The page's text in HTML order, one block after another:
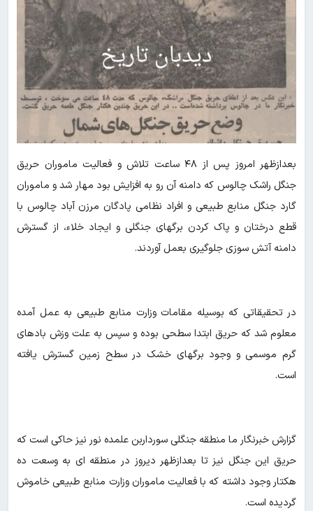
بعدازظهر امروز پس از ۴۸ ساعت تلاش و فعالیت ماموران حریق
جنگل راشک چالوس که دامنه آن رو به افزایش بود مهار شد و ماموران
گارد جنگل منابع طبیعی و افراد نظامی پادگان مرزن آباد چالوس با
قطع درختان و پاک کردن برگهای جنگلی و ایجاد خلاء، از گسترش
دامنه آتش سوزی جلوگیری بعمل آوردند.
در تحقیقاتی که بوسیله مقامات وزارت منابع طبیعی به عمل آمده
معلوم شد که حریق ابتدا سطحی بوده و سپس به علت وزش بادهای
گرم موسمی و وجود برگهای خشک در سطح زمین گسترش یافته
است.
گزارش خبرنگار ما منطقه جنگلی سورداربن علمده نور نیز حاکی است که
حریق این جنگل نیز تا بعدازظهر دیروز در منطقه ای به وسعت ده
هکتار وجود داشته که با فعالیت ماموران وزارت منابع طبیعی خاموش
گردیده است‌.